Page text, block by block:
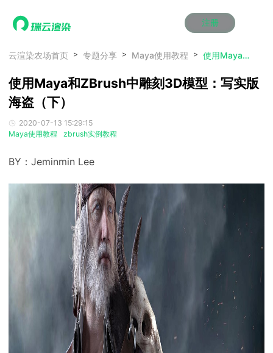
注册
首页
产品服务
云制作
云渲染管理系统
瑞兔百宝箱
AI视频插帧
云制作
云渲染管理系统
瑞兔百宝箱
AI视频插帧
云制作
云渲染管理系统
瑞兔百宝箱
AI视频插帧
云制作
云渲染管理系统
瑞兔百宝箱
AI视频插帧
云制作
云渲染管理系统
瑞兔百宝箱
AI视频插帧
云制作
云渲染管理系统
瑞兔百宝箱
AI视频插帧
Maya云渲染方案
3ds Max云渲染方案
Cinema 4D云渲染方案
Maya云渲染方案
3ds Max云渲染方案
Cinema 4D云渲染方案
Maya云渲染方案
3ds Max云渲染方案
Cinema 4D云渲染方案
Maya云渲染方案
3ds Max云渲染方案
Cinema 4D云渲染方案
Maya云渲染方案
3ds Max云渲染方案
Cinema 4D云渲染方案
Maya云渲染方案
3ds Max云渲染方案
Cinema 4D云渲染方案
动画价格
效果图价格
动画价格
效果图价格
动画价格
效果图价格
动画价格
效果图价格
动画价格
效果图价格
动画价格
效果图价格
新闻资讯
渲染大赛
泛CG交流会
新闻资讯
渲染大赛
泛CG交流会
新闻资讯
渲染大赛
泛CG交流会
新闻资讯
渲染大赛
泛CG交流会
新闻资讯
渲染大赛
泛CG交流会
新闻资讯
渲染大赛
泛CG交流会
云渲染优惠攻略
教育优惠
云渲染优惠攻略
教育优惠
云渲染优惠攻略
教育优惠
云渲染优惠攻略
教育优惠
云渲染优惠攻略
教育优惠
云渲染优惠攻略
教育优惠
关于我们
动画客户端
效果图客户端
动画客户端
效果图客户端
动画客户端
效果图客户端
动画客户端
效果图客户端
动画客户端
效果图客户端
动画客户端
效果图客户端
云渲染农场首页 专题分享 Maya使用教程 使用Maya和ZBrush中雕刻3D模型：写实版海盗（下）
使用Maya和ZBrush中雕刻3D模型：写实版
海盗（下）
2020-07-13 15:29:15
Maya使用教程
zbrush实例教程
BY：Jeminmin Lee